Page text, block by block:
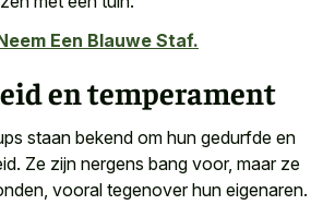
Een Blauwe Staf.
en temperament
staan bekend om hun gedurfde en
Ze zijn nergens bang voor, maar ze
vooral tegenover hun eigenaren.